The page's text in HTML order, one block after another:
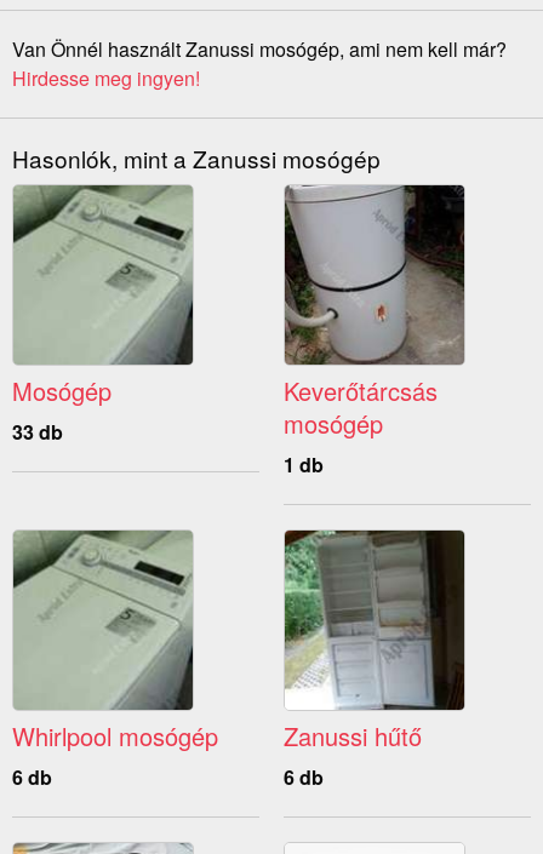
Van Önnél használt Zanussi mosógép, ami nem kell már?
Hirdesse meg ingyen!
Hasonlók, mint a Zanussi mosógép
Mosógép
33 db
Keverőtárcsás
mosógép
1 db
Whirlpool mosógép
6 db
Zanussi hűtő
6 db